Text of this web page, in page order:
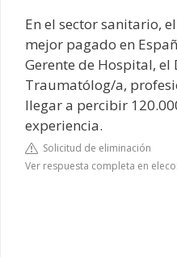
En el sector sanitario,
mejor pagado en
Gerente de Hospital,
Traumatólog/a,
llegar a percibir
experiencia.
Solicitud de eliminación
Ver respuesta completa en